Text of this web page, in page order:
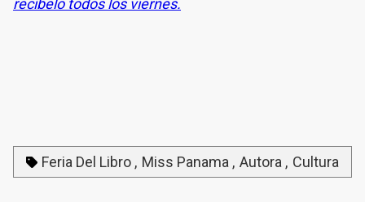
recíbelo todos los viernes.
Feria Del Libro Miss Panama Autora Cultura